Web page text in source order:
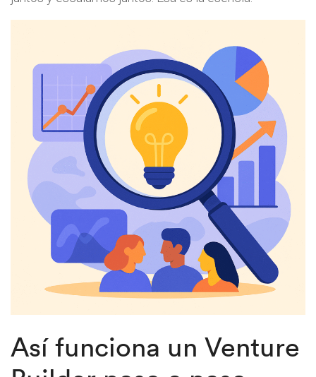
Así funciona un Venture